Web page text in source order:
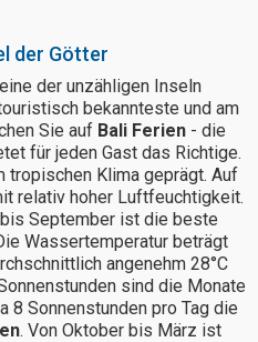
der Götter
der unzähligen Inseln
bekannteste und am
Sie auf Bali Ferien - die
für jeden Gast das Richtige.
tropischen Klima geprägt. Auf
relativ hoher Luftfeuchtigkeit.
September ist die beste
Wassertemperatur beträgt
angenehm 28°C
sind die Monate
Sonnenstunden pro Tag die
. Von Oktober bis März ist